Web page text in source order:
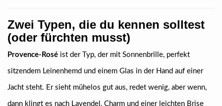
Zwei Typen, die du kennen solltest
(oder fürchten musst)
Provence-Rosé ist der Typ, der mit Sonnenbrille, perfekt
sitzendem Leinenhemd und einem Glas in der Hand auf einer
Jacht steht. Er sieht mühelos gut aus, redet wenig, aber wenn,
dann klingt es nach Lavendel, Charm und einer leichten Brise